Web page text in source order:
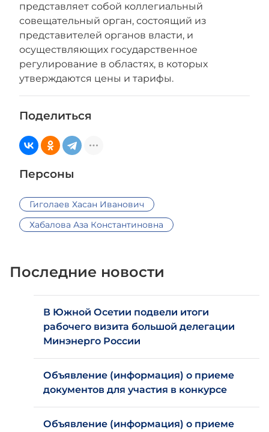
представляет собой коллегиальный
совещательный орган, состоящий из
представителей органов власти, и
осуществляющих государственное
регулирование в областях, в которых
утверждаются цены и тарифы.
Поделиться
Персоны
Гиголаев Хасан Иванович
Хабалова Аза Константиновна
Последние новости
В Южной Осетии подвели итоги
рабочего визита большой делегации
Минэнерго России
Объявление (информация) о приеме
документов для участия в конкурсе
Объявление (информация) о приеме